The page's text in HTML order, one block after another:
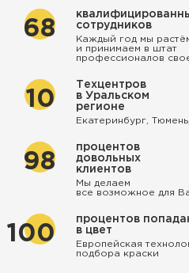
68
сотрудников
Каждый год мы
и принимаем в штат
профессионалов
10
Техцентров
в Уральском
регионе
Екатеринбург,
98
процентов
довольных
клиентов
Мы делаем
все возможное для
100
процентов
в цвет
Европейская
подбора краски